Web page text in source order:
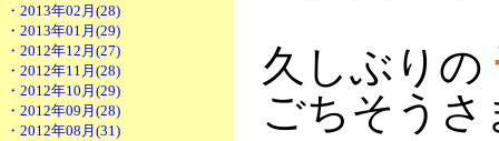
・2013年02月(28)
・2013年01月(29)
・2012年12月(27)
・2012年11月(28)
・2012年10月(29)
・2012年09月(28)
・2012年08月(31)
久しぶりの
ごちそうさ